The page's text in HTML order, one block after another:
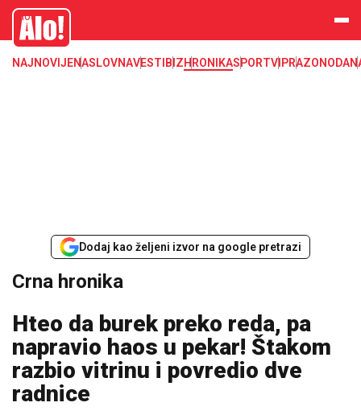
Crna hronika, smrt, ubistvo, likvidacija, krađa, pljačka, hapšenje, policija,
poginuli, zaplena, carina
Alo
NAJNOVIJENASLOVNAVESTI BIZHRONIKASPORTVIPRAZONODA
Dodaj kao željeni izvor na google pretrazi
Crna hronika
Hteo da burek preko reda, pa
napravio haos u pekar! Štakom
razbio vitrinu i povredio dve
radnice